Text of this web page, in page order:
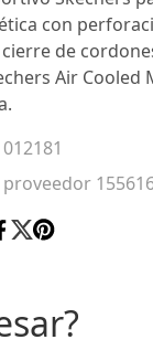
con
de
Air Cooled
proveedor